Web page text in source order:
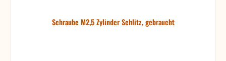
Schraube M2,5 Zylinder Schlitz, gebraucht